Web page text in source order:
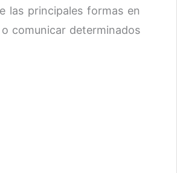
las principales formas en
comunicar determinados